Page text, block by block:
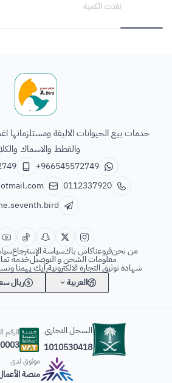
نفدت الكمية
خدمات بيع الحيوانات الاليفة ومستلزماتها
والقطط والاسماك
+966545572749
0112337920
من نحنفروعناكاش باكسياسة الإسترجاع
معلومات الشحن و التوصيلخدمة
شهادة توثيق التجارة الالكترونيةرأيك يهمنا
العربية
ريال
السجل التجاري
1010530418
الرقم
موثوق لدى
منصة